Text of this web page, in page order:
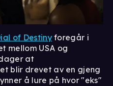
of Destinyforegår i
mellom USA og
at
blir drevet av en gjeng
å lure på hvor "eks"